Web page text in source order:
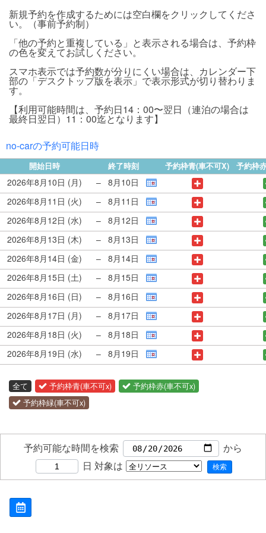
新規予約を作成するためには空白欄をクリックしてくださ
い。（事前予約制）
「他の予約と重複している」と表示される場合は、予約枠
の色を変えてお試しください。
スマホ表示では予約数が分りにくい場合は、カレンダー下
部の「デスクトップ版を表示」で表示形式が切り替わりま
す。
【利用可能時間は、予約日14：00〜翌日（連泊の場合は
最終日翌日）11：00迄となります】
no-carの予約可能日時
開始日時 終了時刻 予約枠青(車不可X) 予約枠
2026年8月10日 (月) – 8月10日
2026年8月11日 (火)
– 8月11日
2026年8月12日 (水)
– 8月12日
2026年8月13日 (木)
– 8月13日
2026年8月14日 (金)
– 8月14日
2026年8月15日 (土)
– 8月15日
2026年8月16日 (日)
– 8月16日
2026年8月17日 (月)
– 8月17日
2026年8月18日 (火)
– 8月18日
2026年8月19日 (水)
– 8月19日
全て 予約枠青(車不可x)
予約枠赤(車不可x)
予約枠緑(車不可x)
予約可能な時間を検索
から
日 対象は 検索